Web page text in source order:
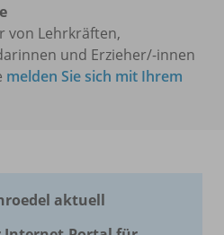
von Lehrkräften,
und Erzieher/-innen
melden Sie sich mit Ihrem
aktuell